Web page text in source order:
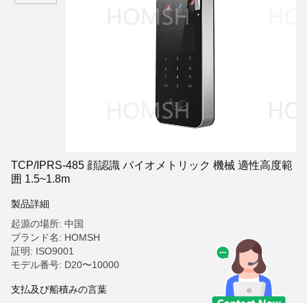
TCP/IPRS-485 顔認識 バイオメトリック 機械 適性高度範
囲 1.5~1.8m
製品詳細
起源の場所: 中国
ブランド名: HOMSH
証明: ISO9001
モデル番号: D20〜10000
支払及び船積みの言葉